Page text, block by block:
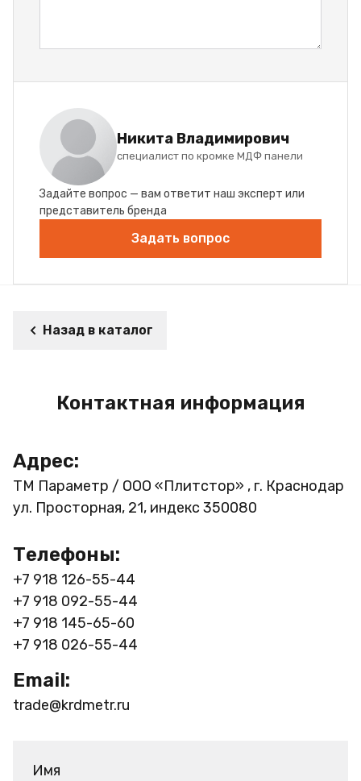
Никита Владимирович
специалист по кромке МДФ панели
Задайте вопрос — вам ответит наш эксперт или
представитель бренда
Задать вопрос
Назад в каталог
Контактная информация
Адрес:
ТМ Параметр / ООО «Плитстор» , г. Краснодар
ул. Просторная, 21, индекс 350080
Телефоны:
+7 918 126-55-44
+7 918 092-55-44
+7 918 145-65-60
+7 918 026-55-44
Email:
trade@krdmetr.ru
Имя